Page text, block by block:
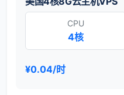
CPU
4核
¥0.04/时